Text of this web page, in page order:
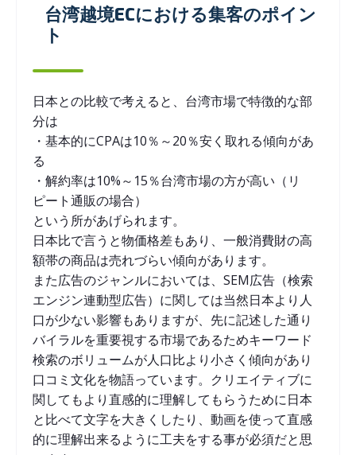
台湾越境ECにおける集客のポイン
ト
日本との比較で考えると、台湾市場で特徴的な部
分は
・基本的にCPAは10％～20％安く取れる傾向があ
る
・解約率は10%～15％台湾市場の方が高い（リ
ピート通販の場合）
という所があげられます。
日本比で言うと物価格差もあり、一般消費財の高
額帯の商品は売れづらい傾向があります。
また広告のジャンルにおいては、SEM広告（検索
エンジン連動型広告）に関しては当然日本より人
口が少ない影響もありますが、先に記述した通り
バイラルを重要視する市場であるためキーワード
検索のボリュームが人口比より小さく傾向があり
口コミ文化を物語っています。クリエイティブに
関してもより直感的に理解してもらうために日本
と比べて文字を大きくしたり、動画を使って直感
的に理解出来るように工夫をする事が必須だと思